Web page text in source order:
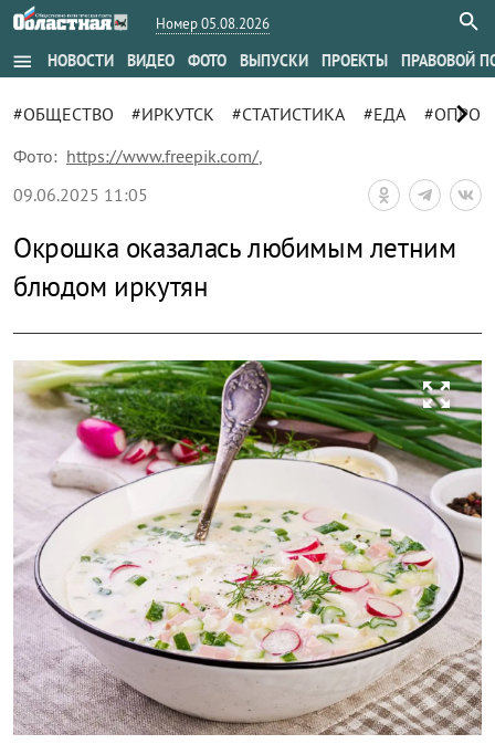
Номер 05.08.2026
menu НОВОСТИ ВИДЕО ФОТО ВЫПУСКИ ПРОЕКТЫ ПРАВОВОЙ
#ОБЩЕСТВО #ИРКУТСК #СТАТИСТИКА #ЕДА chevron_right
Фото: https://www.freepik.com/,
09.06.2025 11:05
Окрошка оказалась любимым летним
блюдом иркутян
zoom_out_map